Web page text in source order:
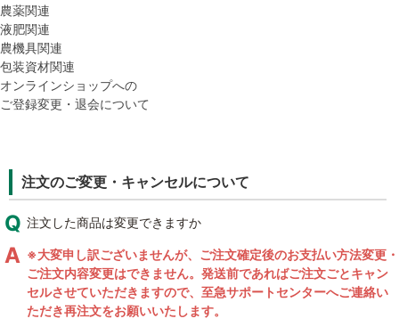
農薬関連
液肥関連
農機具関連
包装資材関連
オンラインショップへの
ご登録変更・退会について
注文のご変更・キャンセルについて
注文した商品は変更できますか
※大変申し訳ございませんが、ご注文確定後のお支払い方法変更・
ご注文内容変更はできません。発送前であればご注文ごとキャン
セルさせていただきますので、至急サポートセンターへご連絡い
ただき再注文をお願いいたします。